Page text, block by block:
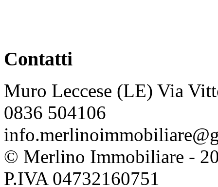
Contatti
Muro Leccese (LE) Via
0836 504106
© Merlino Immobiliare -
P.IVA 04732160751